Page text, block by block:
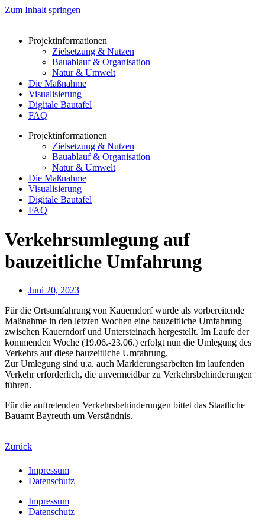
Zum Inhalt springen
Projektinformationen
Zielsetzung & Nutzen
Bauablauf & Organisation
Natur & Umwelt
Die Maßnahme
Visualisierung
Digitale Bautafel
FAQ
Projektinformationen
Zielsetzung & Nutzen
Bauablauf & Organisation
Natur & Umwelt
Die Maßnahme
Visualisierung
Digitale Bautafel
FAQ
Verkehrsumlegung auf
bauzeitliche Umfahrung
Juni 20, 2023
Für die Ortsumfahrung von Kauerndorf wurde als vorbereitende
Maßnahme in den letzten Wochen eine bauzeitliche Umfahrung
zwischen Kauerndorf und Untersteinach hergestellt. Im Laufe der
kommenden Woche (19.06.-23.06.) erfolgt nun die Umlegung des
Verkehrs auf diese bauzeitliche Umfahrung.
Zur Umlegung sind u.a. auch Markierungsarbeiten im laufenden
Verkehr erforderlich, die unvermeidbar zu Verkehrsbehinderungen
führen.
Für die auftretenden Verkehrsbehinderungen bittet das Staatliche
Bauamt Bayreuth um Verständnis.
Zurück
Impressum
Datenschutz
Impressum
Datenschutz